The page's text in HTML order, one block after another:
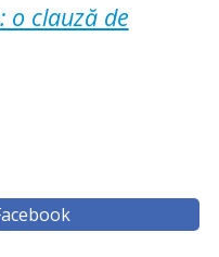
o clauză de